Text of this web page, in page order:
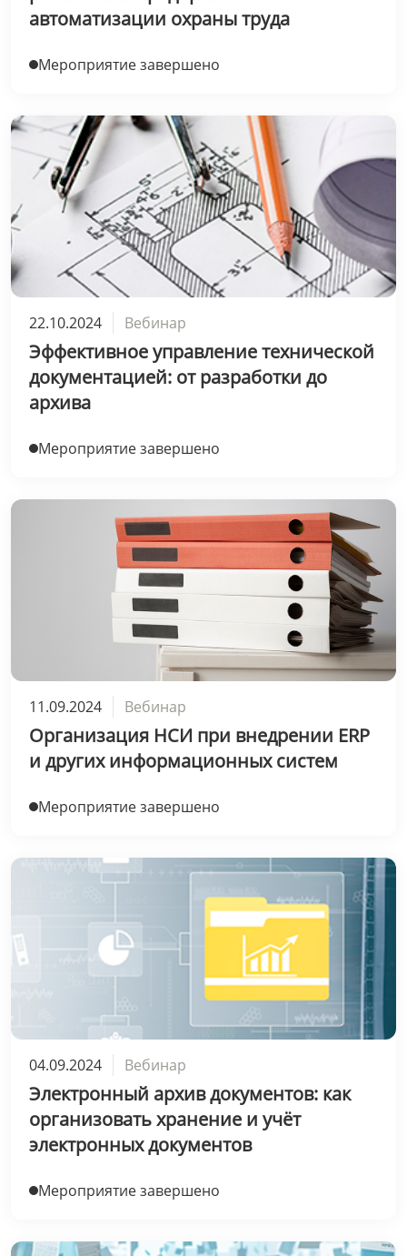
автоматизации охраны труда
Мероприятие завершено
22.10.2024 Вебинар
Эффективное управление технической
документацией: от разработки до
архива
Мероприятие завершено
11.09.2024 Вебинар
Организация НСИ при внедрении ERP
и других информационных систем
Мероприятие завершено
04.09.2024 Вебинар
Электронный архив документов: как
организовать хранение и учёт
электронных документов
Мероприятие завершено